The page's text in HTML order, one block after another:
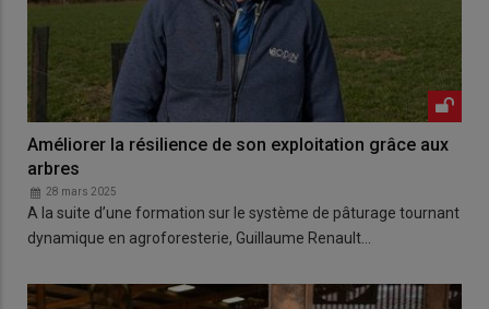
Améliorer la résilience de son exploitation grâce aux
arbres
28 mars 2025
A la suite d’une formation sur le système de pâturage tournant
dynamique en agroforesterie, Guillaume Renault…